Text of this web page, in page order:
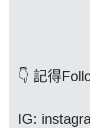
👇 記得
IG: